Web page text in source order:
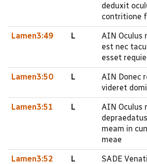
deduxit
contritione
Lamen3:49 L
AIN Oculus
est nec
esset
Lamen3:50 L
AIN Donec
videret
Lamen3:51 L
AIN Oculus
meam in
meae
Lamen3:52 L
SADE